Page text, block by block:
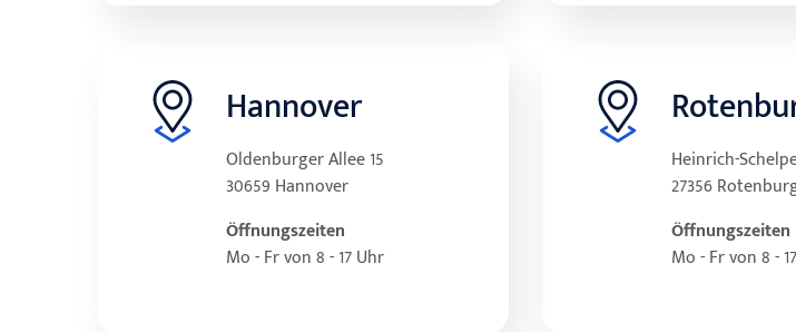
Hannover
Oldenburger Allee 15
30659 Hannover
Öffnungszeiten
Mo - Fr von 8 - 17 Uhr
Heinrich-
27356
Öffnungszeiten
Mo - Fr von 8 -